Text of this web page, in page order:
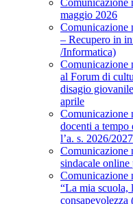
Comunicazione
maggio 2026
Comunicazione
– Recupero in
/Informatica)
Comunicazione
al Forum di
disagio
aprile
Comunicazione
docenti a tempo
l’a. s. 2026/2027
Comunicazione
sindacale
Comunicazione
“La mia scuola,
consapevolezza